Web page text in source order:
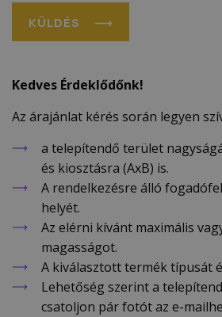
KÜLDÉS
Kedves Érdeklődőnk!
Az árajánlat kérés során legyen
a telepítendő terület
és kiosztásra (AxB) is.
A rendelkezésre álló
helyét.
Az elérni kívánt maximális
magasságot.
A kiválasztott termék típusát
Lehetőség szerint a
csatoljon pár fotót az e-